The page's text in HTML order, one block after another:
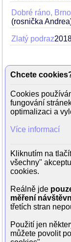
Dobré ráno,
(rosnička
Zlatý podraz
Simona
pochází z
psychiatrička (v
loutkoherců a
do dramatického
Nicméně volba
kde začala
kvůli problémům
seriálovou
zahradě.
Vystupuje ve
Jejím přítelem
rozešli. Aktuálně
Goran Maiello.
Chcete
Cookies
fungování
optimalizaci a
Více informací
Kliknutím na
všechny"
cookies.
Reálně jde
měření
třetích stran
Použití jen
můžete povolit